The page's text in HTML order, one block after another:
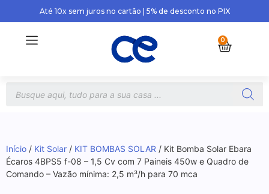
Até 10x sem juros no cartão | 5% de desconto no PIX
0
Início / Kit Solar / KIT BOMBAS SOLAR / Kit Bomba Solar Ebara
Écaros 4BPS5 f-08 – 1,5 Cv com 7 Paineis 450w e Quadro de
Comando – Vazão mínima: 2,5 m³/h para 70 mca